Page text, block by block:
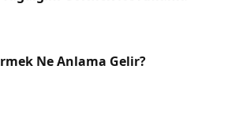
Ne Anlama Gelir?